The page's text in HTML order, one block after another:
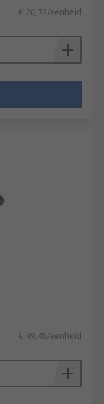
€ 20,72/eenheid
€ 49,48/eenheid